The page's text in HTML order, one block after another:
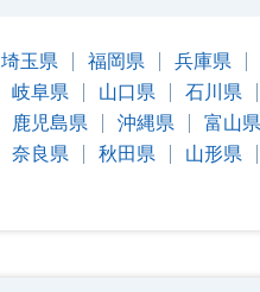
埼玉県 福岡県 兵庫県
岐阜県 山口県 石川県
鹿児島県 沖縄県 富山県
奈良県 秋田県 山形県